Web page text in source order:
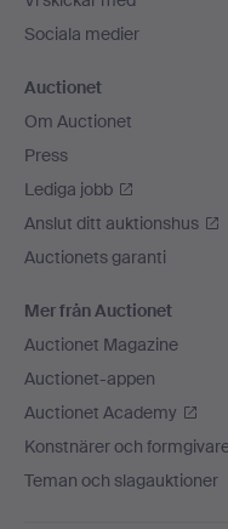
Sociala medier
Auctionet
Om Auctionet
Press
Lediga jobb
Anslut ditt auktionshus
Auctionets garanti
Mer från Auctionet
Auctionet Magazine
Auctionet-appen
Auctionet Academy
Konstnärer och
Teman och slagauktioner